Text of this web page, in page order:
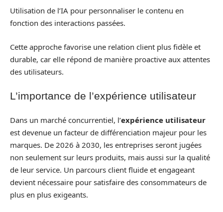
Utilisation de l’IA pour personnaliser le contenu en
fonction des interactions passées.
Cette approche favorise une relation client plus fidèle et
durable, car elle répond de manière proactive aux attentes
des utilisateurs.
L’importance de l’expérience utilisateur
Dans un marché concurrentiel, l’expérience utilisateur
est devenue un facteur de différenciation majeur pour les
marques. De 2026 à 2030, les entreprises seront jugées
non seulement sur leurs produits, mais aussi sur la qualité
de leur service. Un parcours client fluide et engageant
devient nécessaire pour satisfaire des consommateurs de
plus en plus exigeants.